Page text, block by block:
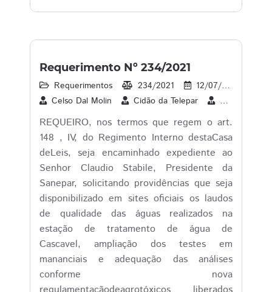
Requerimento Nº 234/2021
Requerimentos 234/2021 12/07/2021
Celso Dal Molin
Cidão da Telepar Cleverson
REQUEIRO, nos termos que regem o art.
148 , IV, do Regimento Interno destaCasa
deLeis, seja encaminhado expediente ao
Senhor Claudio Stabile, Presidente da
Sanepar, solicitando providências que seja
disponibilizado em sites oficiais os laudos
de qualidade das águas realizados na
estação de tratamento de água de
Cascavel, ampliação dos testes em
mananciais e adequação das análises
conforme nova